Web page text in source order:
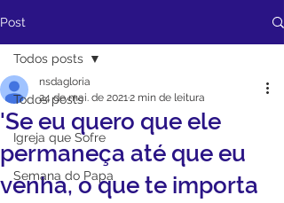
Post
Todos posts
Igreja que Sofre
Semana do Papa
Todos posts
'Se eu quero que ele
permaneça até que eu
venha, o que te importa
nsdagloria
24 de mai. de 20212 min de leitura